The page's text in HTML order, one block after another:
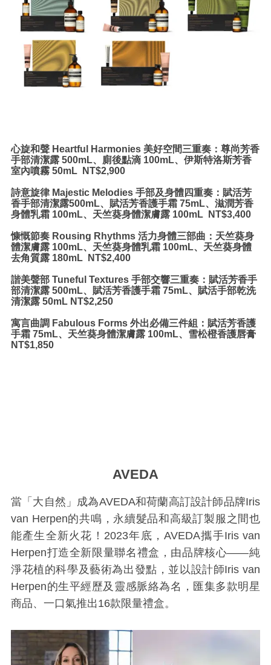
心旋和聲 Heartful Harmonies 美好空間三重奏：尊尚芳香
手部清潔露 500mL、廁後點滴 100mL、伊斯特洛斯芳香
室內噴霧 50mL
NT$2,900
詩意旋律 Majestic Melodies 手部及身體四重奏：賦活芳
香手部清潔露500mL、賦活芳香護手霜 75mL、滋潤芳香
身體乳霜 100mL、天竺葵身體潔膚露 100mL
NT$3,400
慷慨節奏 Rousing Rhythms 活力身體三部曲：天竺葵身
體潔膚露 100mL、天竺葵身體乳霜 100mL、天竺葵身體
去角質露 180mL
NT$2,400
諧美聲部 Tuneful Textures 手部交響三重奏：賦活芳香手
部清潔露 500mL、賦活芳香護手霜 75mL、賦活手部乾洗
清潔露 50mL NT$2,250
寓言曲調 Fabulous Forms 外出必備三件組：賦活芳香護
手霜 75mL、天竺葵身體潔膚露 100mL、雪松橙香護唇膏
NT$1,850
AVEDA
當「大自然」成為AVEDA和荷蘭高訂設計師品牌Iris
van Herpen的共鳴，永續髮品和高級訂製服之間也
能產生全新火花！2023年底，AVEDA攜手Iris van
Herpen打造全新限量聯名禮盒，由品牌核心——純
淨花植的科學及藝術為出發點，並以設計師Iris van
Herpen的生平經歷及靈感脈絡為名，匯集多款明星
商品、一口氣推出16款限量禮盒。